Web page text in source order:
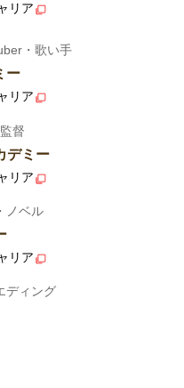
リア
・歌い手
ー
リア
督
デミー
リア
ノベル
リア
ディング